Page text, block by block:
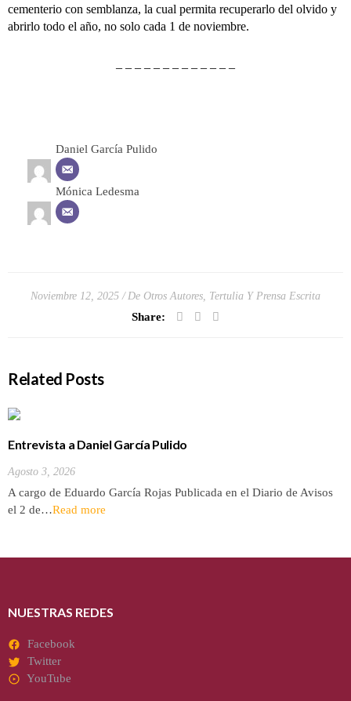
cementerio con semblanza, la cual permita recuperarlo del olvido y
abrirlo todo el año, no solo cada 1 de noviembre.
– – – – – – – – – – – – –
Daniel García Pulido
Mónica Ledesma
Noviembre 12, 2025 De Otros Autores Tertulia Y Prensa Escrita
Share:
Related Posts
Entrevista a Daniel García Pulido
Agosto 3, 2026
A cargo de Eduardo García Rojas Publicada en el Diario de Avisos
el 2 de…Read more
NUESTRAS REDES
Facebook
Twitter
YouTube